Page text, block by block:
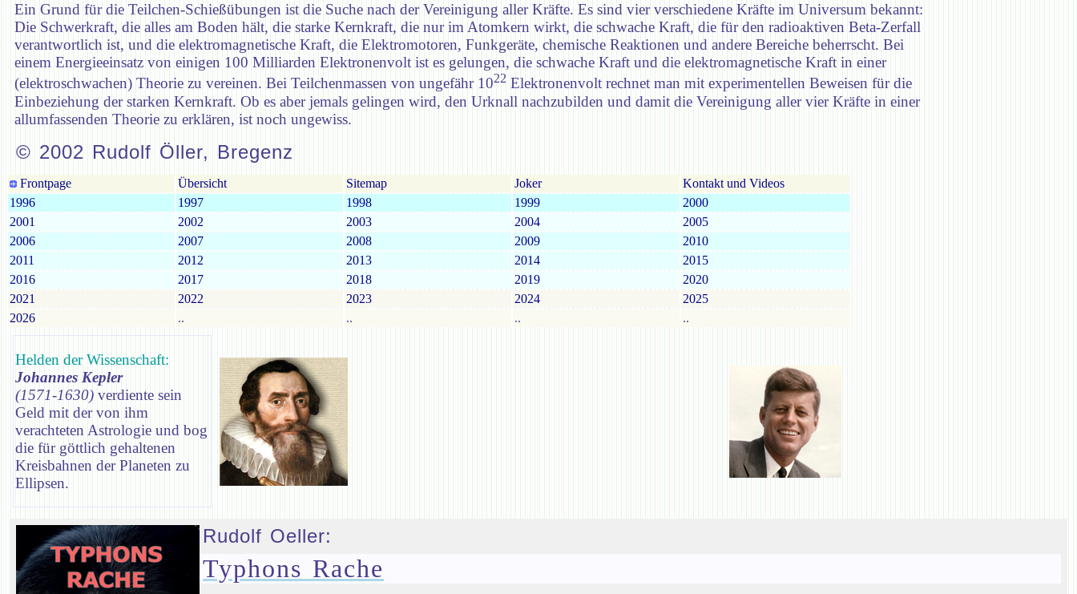
Ein Grund für die Teilchen-Schießübungen ist die Suche nach der Vereinigung aller Kräfte. Es sind vier verschiedene Kräfte im Universum bekannt:
Die Schwerkraft, die alles am Boden hält, die starke Kernkraft, die nur im Atomkern wirkt, die schwache Kraft, die für den radioaktiven Beta-Zerfall
verantwortlich ist, und die elektromagnetische Kraft, die Elektromotoren, Funkgeräte, chemische Reaktionen und andere Bereiche beherrscht. Bei
einem Energieeinsatz von einigen 100 Milliarden Elektronenvolt ist es gelungen, die schwache Kraft und die elektromagnetische Kraft in einer
(elektroschwachen) Theorie zu vereinen. Bei Teilchenmassen von ungefähr 1022 Elektronenvolt rechnet man mit experimentellen Beweisen für die
Einbeziehung der starken Kernkraft. Ob es aber jemals gelingen wird, den Urknall nachzubilden und damit die Vereinigung aller vier Kräfte in einer
allumfassenden Theorie zu erklären, ist noch ungewiss.
© 2002 Rudolf Öller, Bregenz
Frontpage Übersicht Sitemap Joker
Kontakt und Videos
1996
1997 1998 1999
2000
2001
2002 2003 2004
2005
2006
2007 2008 2009
2010
2011
2012 2013 2014
2015
2016
2017 2018 2019
2020
2021
2022 2023 2024
2025
2026
.. .. .. ..
Helden der Wissenschaft:
Johannes Kepler
(1571-1630) verdiente sein
Geld mit der von ihm
verachteten Astrologie und bog
die für göttlich gehaltenen
Kreisbahnen der Planeten zu
Ellipsen.
Rudolf Oeller:
Typhons Rache